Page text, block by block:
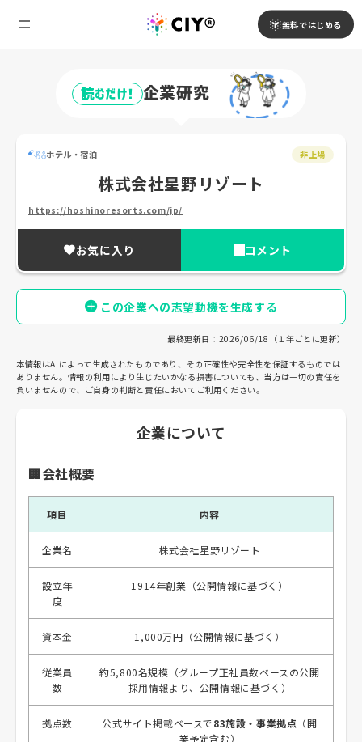
無料ではじめる
読むだけ! 企業研究
ホテル・宿泊 非上場
株式会社星野リゾート
https://hoshinoresorts.com/jp/
お気に入り コメント
この企業への志望動機を生成する
最終更新日：2026/06/18（１年ごとに更新）
本情報はAIによって生成されたものであり、その正確性や完全性を保証するものでは
ありません。情報の利用により生じたいかなる損害についても、当方は一切の責任を
負いませんので、ご自身の判断と責任においてご利用ください。
企業について
🏢会社概要
項目 内容
企業名 株式会社星野リゾート
設立年
度
1914年創業（公開情報に基づく）
資本金 1,000万円（公開情報に基づく）
従業員
数
約5,800名規模（グループ正社員数ベースの公開
採用情報より、公開情報に基づく）
拠点数 公式サイト掲載ベースで83施設・事業拠点 （開
業予定含む）